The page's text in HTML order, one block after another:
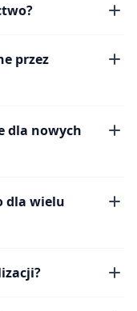
przez
dla nowych
dla wielu